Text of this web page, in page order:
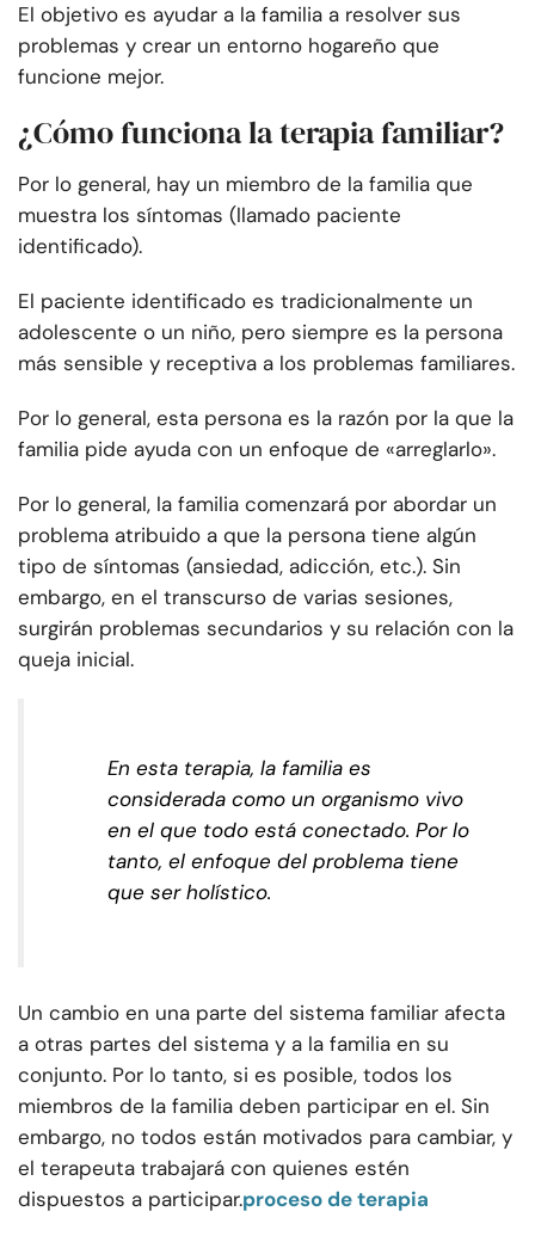
El objetivo es ayudar a la familia a resolver sus
problemas y crear un entorno hogareño que
funcione mejor.
¿Cómo funciona la terapia familiar?
Por lo general, hay un miembro de la familia que
muestra los síntomas (llamado paciente
identificado).
El paciente identificado es tradicionalmente un
adolescente o un niño, pero siempre es la persona
más sensible y receptiva a los problemas familiares.
Por lo general, esta persona es la razón por la que la
familia pide ayuda con un enfoque de «arreglarlo».
Por lo general, la familia comenzará por abordar un
problema atribuido a que la persona tiene algún
tipo de síntomas (ansiedad, adicción, etc.). Sin
embargo, en el transcurso de varias sesiones,
surgirán problemas secundarios y su relación con la
queja inicial.
En esta terapia, la familia es
considerada como un organismo vivo
en el que todo está conectado. Por lo
tanto, el enfoque del problema tiene
que ser holístico.
Un cambio en una parte del sistema familiar afecta
a otras partes del sistema y a la familia en su
conjunto. Por lo tanto, si es posible, todos los
miembros de la familia deben participar en el. Sin
embargo, no todos están motivados para cambiar, y
el terapeuta trabajará con quienes estén
dispuestos a participar.proceso de terapia